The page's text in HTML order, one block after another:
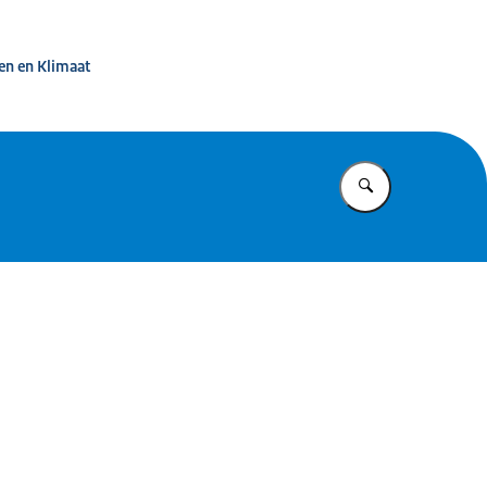
en Klimaat
Vul in wat u